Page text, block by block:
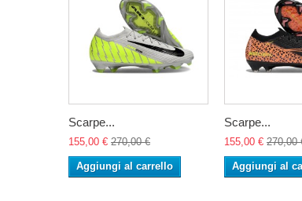
Scarpe...
155,00 € 270,00 €
Aggiungi al carrello
Scarpe...
155,00 € 270,00
Aggiungi al